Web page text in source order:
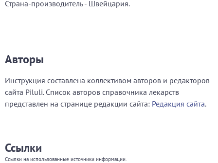
Страна-производитель - Швейцария.
Авторы
Инструкция составлена коллективом авторов и редакторов
сайта Piluli. Список авторов справочника лекарств
представлен на странице редакции сайта: Редакция сайта.
Ссылки
Ссылки на использованные источники информации.